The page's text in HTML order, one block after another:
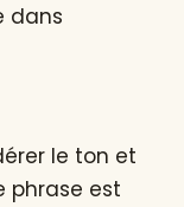
dans
le ton et
phrase est